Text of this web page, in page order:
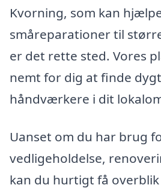
Kvorning, som kan
småreparationer til
er det rette sted. Vores
nemt for dig at finde
håndværkere i dit
Uanset om du har brug
vedligeholdelse,
kan du hurtigt få